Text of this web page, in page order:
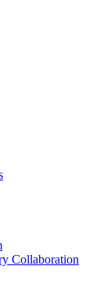
Collaboration